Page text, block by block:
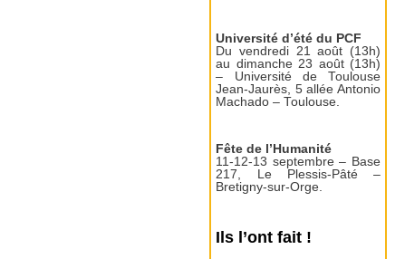
Université d’été du PCF
Du vendredi 21 août (13h)
au dimanche 23 août (13h)
– Université de Toulouse
Jean-Jaurès, 5 allée Antonio
Machado – Toulouse.
Fête de l’Humanité
11-12-13 septembre – Base
217, Le Plessis-Pâté –
Bretigny-sur-Orge.
Ils l’ont fait !